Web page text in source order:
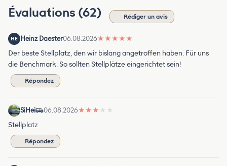
Évaluations (62) Rédiger un avis
HE Heinz Daester06.08.2026★ ★ ★ ★ ★
Der beste Stellplatz, den wir bislang angetroffen haben. Für uns
die Benchmark. So sollten Stellplätze eingerichtet sein!
Répondez
SiHei 06.08.2026★ ★ ★ ★ ★
Stellplatz
Répondez